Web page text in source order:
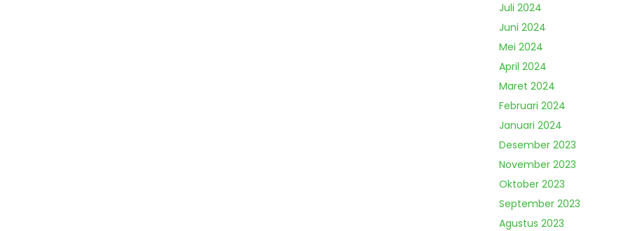
Juli 2024
Juni 2024
Mei 2024
April 2024
Maret 2024
Februari 2024
Januari 2024
Desember 2023
November 2023
Oktober 2023
September 2023
Agustus 2023